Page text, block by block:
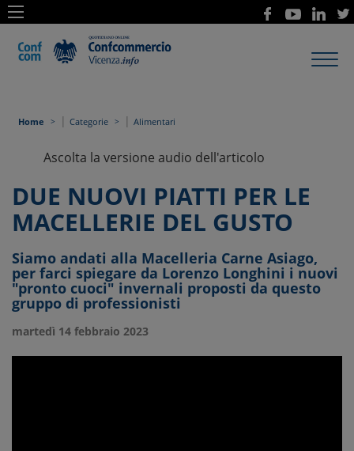
Home | Categorie | Alimentari
Ascolta la versione audio dell'articolo
DUE NUOVI PIATTI PER LE
MACELLERIE DEL GUSTO
Siamo andati alla Macelleria Carne Asiago,
per farci spiegare da Lorenzo Longhini i nuovi
"pronto cuoci" invernali proposti da questo
gruppo di professionisti
martedì 14 febbraio 2023